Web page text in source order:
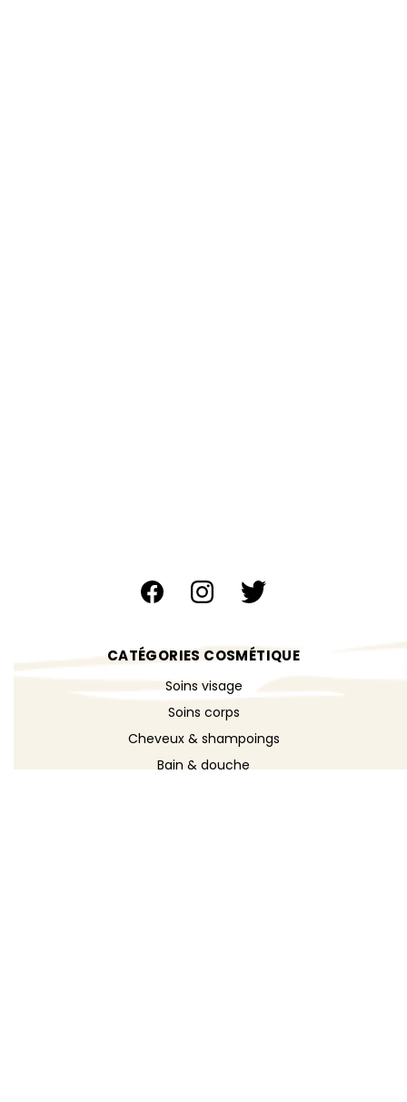
CATÉGORIES COSMÉTIQUE
Soins visage
Soins corps
Cheveux & shampoings
Bain & douche